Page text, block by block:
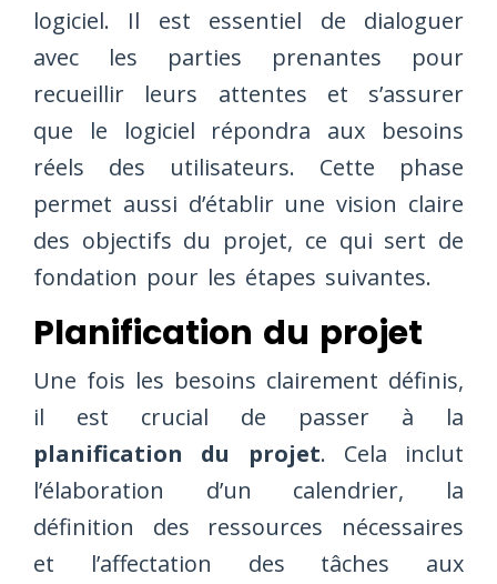
logiciel. Il est essentiel de dialoguer
avec les parties prenantes pour
recueillir leurs attentes et s’assurer
que le logiciel répondra aux besoins
réels des utilisateurs. Cette phase
permet aussi d’établir une vision claire
des objectifs du projet, ce qui sert de
fondation pour les étapes suivantes.
Planification du projet
Une fois les besoins clairement définis,
il est crucial de passer à la
planification du projet. Cela inclut
l’élaboration d’un calendrier, la
définition des ressources nécessaires
et l’affectation des tâches aux